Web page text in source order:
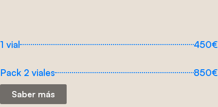
1 vial 450€
Pack 2 viales 850€
Saber más